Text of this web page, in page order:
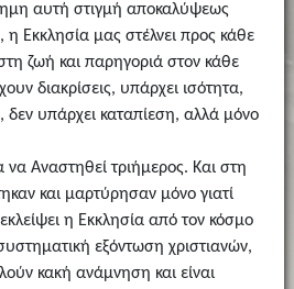
αυτή στιγμή αποκαλύψεως
Εκκλησία μας στέλνει προς κάθε
ζωή και παρηγοριά στον κάθε
διακρίσεις, υπάρχει ισότητα,
δεν υπάρχει καταπίεση, αλλά μόνο
Αναστηθεί τριήμερος. Και στη
και μαρτύρησαν μόνο γιατί
η Εκκλησία από τον κόσμο
εξόντωση χριστιανών,
κακή ανάμνηση και είναι